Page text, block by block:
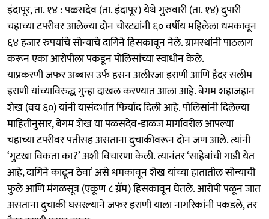
इंदापूर, ता. १४ : पळसदेव (ता. इंदापूर) येथे गुरुवारी (ता. १४) दुपारी
चहाच्या टपरीवर आलेल्या दोन चोरट्यांनी ६० वर्षीय महिलेला धमकावून
६४ हजार रुपयांचे सोन्याचे दागिने हिसकावून नेले. ग्रामस्थांनी पाठलाग
करून एका आरोपीला पकडून पोलिसांच्या स्वाधीन केले.
याप्रकरणी जफर अब्बास उर्फ हसन अलीरजा इराणी आणि हैदर सलीम
इराणी यांच्याविरुद्ध गुन्हा दाखल करण्यात आला आहे. बेगम शहाजहान
शेख (वय ६०) यांनी यासंदर्भात फिर्याद दिली आहे. पोलिसांनी दिलेल्या
माहितीनुसार, बेगम शेख या पळसदेव-डाळज मार्गावरील आपल्या
चहाच्या टपरीवर पतीसह असताना दुचाकीवरून दोन जण आले. त्यांनी
‘गुटखा विकता का?’ अशी विचारणा केली. त्यानंतर ‘साहेबांची गाडी येत
आहे, दागिने काढून ठेवा’ असे धमकावून शेख यांच्या हातातील सोन्याची
फुले आणि मंगळसूत्र (एकूण ८ ग्रॅम) हिसकावून घेतले. आरोपी पळून जात
असताना दुचाकी घसरल्याने जफर इराणी याला नागरिकांनी पकडले, तर